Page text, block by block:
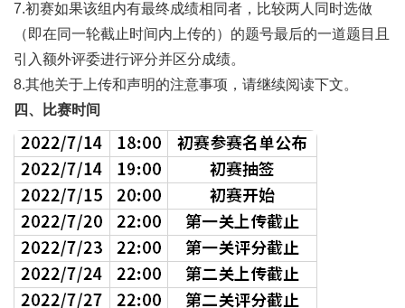
7.初赛如果该组内有最终成绩相同者，比较两人同时选做
（即在同一轮截止时间内上传的）的题号最后的一道题目且
引入额外评委进行评分并区分成绩。
8.其他关于上传和声明的注意事项，请继续阅读下文。
四、比赛时间